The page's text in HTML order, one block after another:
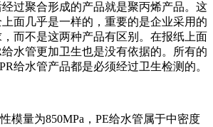
过聚合形成的产品就是聚丙烯产品。这
面几乎是一样的，重要的是企业采用的
而不是这两种产品有区别。在报纸上面
给水管更加卫生也是没有依据的。所有的
给水管产品都是必须经过卫生检测的。
模量为850MPa ， PE给水管属于中密度